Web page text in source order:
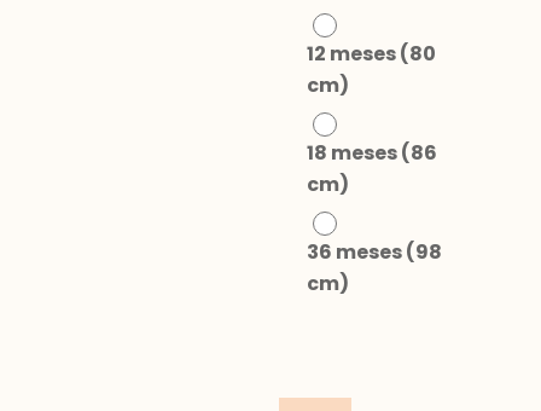
12 meses (80
cm)
18 meses (86
cm)
36 meses (98
cm)